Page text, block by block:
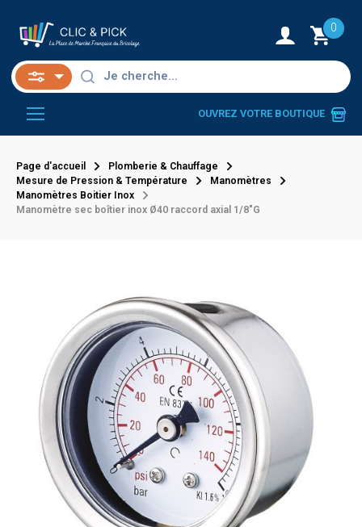
0
OUVREZ VOTRE BOUTIQUE
Page d'accueil
Plomberie & Chauffage
Mesure de Pression & Température
Manomètres
Manomètres Boitier Inox
Manomètre sec boîtier inox Ø40 raccord axial 1/8"G